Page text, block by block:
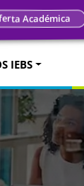
Académica
IEBS